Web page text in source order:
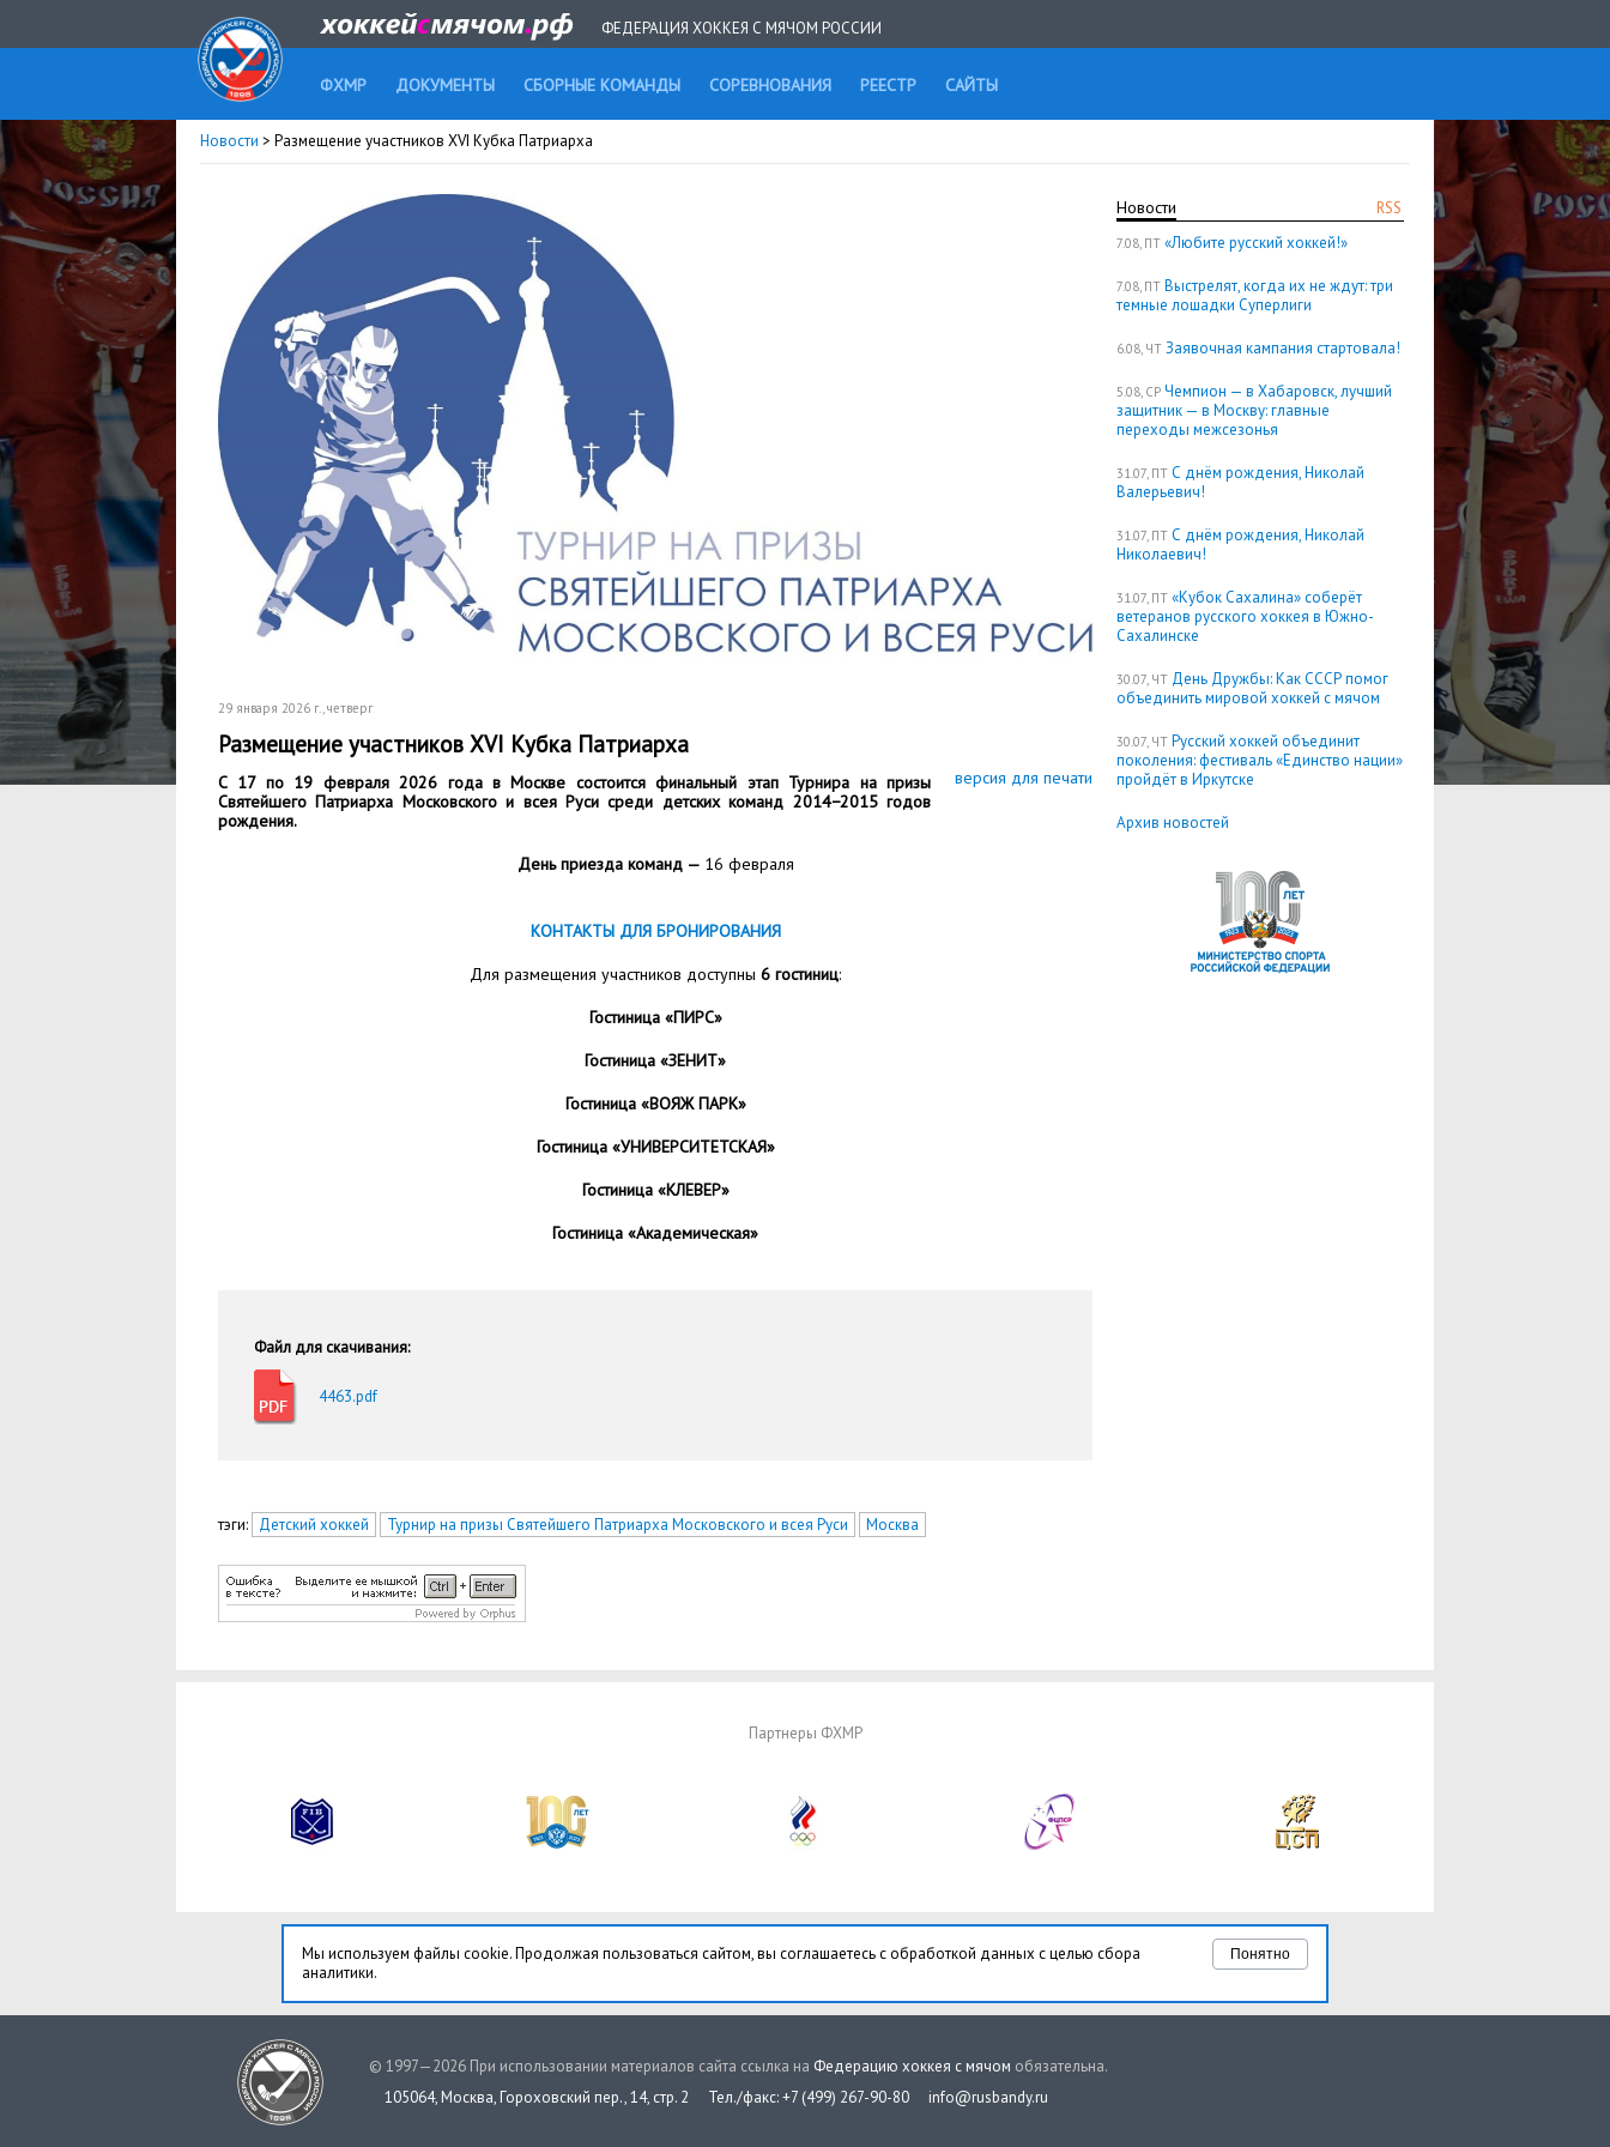
ФЕДЕРАЦИЯ ХОККЕЯ С МЯЧОМ РОССИИ
ФХМР ДОКУМЕНТЫ СБОРНЫЕ КОМАНДЫ СОРЕВНОВАНИЯ РЕЕСТР САЙТЫ
Новости > Размещение участников XVI Кубка Патриарха
RSS
Новости
7.08, ПТ «Любите русский хоккей!»
7.08, ПТ Выстрелят, когда их не ждут: три
темные лошадки Суперлиги
6.08, ЧТ Заявочная кампания стартовала!
5.08, СР Чемпион — в Хабаровск, лучший
защитник — в Москву: главные
переходы межсезонья
31.07, ПТ С днём рождения, Николай
Валерьевич!
31.07, ПТ С днём рождения, Николай
Николаевич!
31.07, ПТ «Кубок Сахалина» соберёт
ветеранов русского хоккея в Южно-
Сахалинске
30.07, ЧТ День Дружбы: Как СССР помог
объединить мировой хоккей с мячом
30.07, ЧТ Русский хоккей объединит
поколения: фестиваль «Единство нации»
пройдёт в Иркутске
Архив новостей
29 января 2026 г., четверг
Размещение участников XVI Кубка Патриарха
версия для печати
С 17 по 19 февраля 2026 года в Москве состоится финальный этап Турнира на призы
Святейшего Патриарха Московского и всея Руси среди детских команд 2014−2015 годов
рождения.
День приезда команд — 16 февраля
КОНТАКТЫ ДЛЯ БРОНИРОВАНИЯ
Для размещения участников доступны 6 гостиниц:
Гостиница «ПИРС»
Гостиница «ЗЕНИТ»
Гостиница «ВОЯЖ ПАРК»
Гостиница «УНИВЕРСИТЕТСКАЯ»
Гостиница «КЛЕВЕР»
Гостиница «Академическая»
Файл для скачивания:
4463.pdf
тэги: Детский хоккей Турнир на призы Святейшего Патриарха Московского и всея Руси Москва
Партнеры ФХМР
Понятно
Мы используем файлы cookie. Продолжая пользоваться сайтом, вы соглашаетесь с обработкой данных с целью сбора
аналитики.
© 1997—2026 При использовании материалов сайта ссылка на Федерацию хоккея с мячом обязательна.
105064, Москва, Гороховский пер., 14, стр. 2
Тел./факс: +7 (499) 267-90-80 info@rusbandy.ru